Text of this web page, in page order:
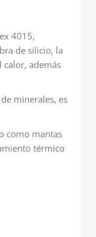
4015,
de silicio, la
calor, además
minerales, es
como mantas
térmico